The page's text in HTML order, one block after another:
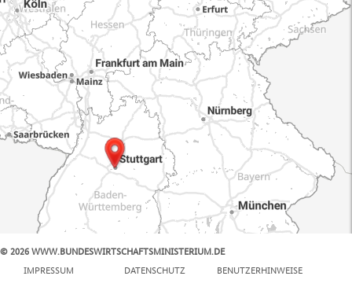
© 2026 WWW.BUNDESWIRTSCHAFTSMINISTERIUM.DE
IMPRESSUM
DATENSCHUTZ BENUTZERHINWEISE